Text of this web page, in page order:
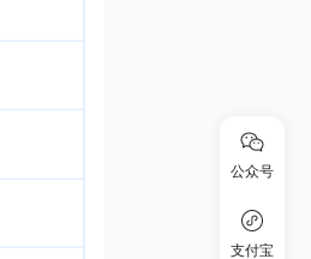
公众号
支付宝